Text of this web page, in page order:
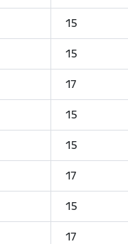
15
15
17
15
15
17
15
17